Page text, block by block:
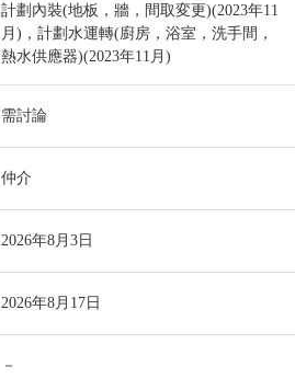
計劃內裝(地板，牆，間取変更)(2023年11
月)，計劃水運轉(廚房，浴室，洗手間，
熱水供應器)(2023年11月)
需討論
仲介
2026年8月3日
2026年8月17日
－